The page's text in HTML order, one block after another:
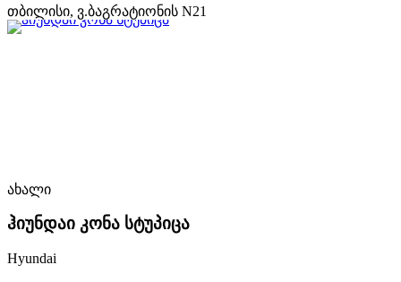
თბილისი, ვ.ბაგრატიონის N21
ახალი
ჰიუნდაი კონა სტუპიცა
Hyundai